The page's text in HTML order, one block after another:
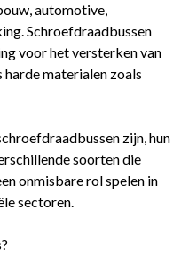
automotive,
Schroefdraadbussen
voor het versterken van
materialen zoals
zijn, hun
soorten die
onmisbare rol spelen in
sectoren.